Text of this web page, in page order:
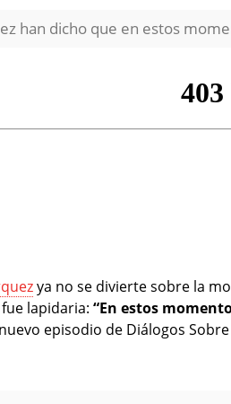
han dicho que en estos
ya no se divierte sobre la
lapidaria: “En estos
episodio de Diálogos